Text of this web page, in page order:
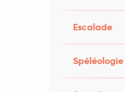
Escalade
Spéléologie